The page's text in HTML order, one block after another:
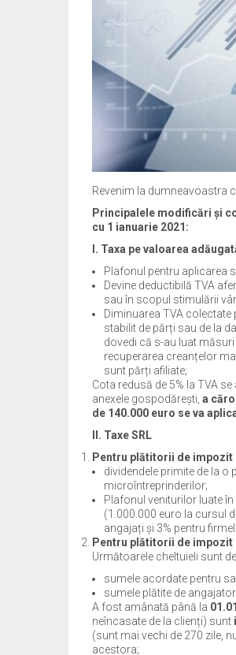
Revenim la dumneavoastra
Principalele modificări și
cu 1 ianuarie 2021:
I. Taxa pe valoarea
Plafonul pentru aplicarea
Devine deductibilă TVA
sau în scopul stimulării
Diminuarea TVA colectate
stabilit de părți sau de la
dovedi că s-au luat
recuperarea creanțelor
sunt părți afiliate;
Cota redusă de 5% la TVA
anexele gospodărești, a
de 140.000 euro se va
II. Taxe SRL
Pentru plătitorii de
dividendele primite de la
microîntreprinderilor;
Plafonul veniturilor luate
(1.000.000 euro la cursul
angajați și 3% pentru
Pentru plătitorii de impozit
Următoarele cheltuieli sunt
sumele acordate pentru
sumele plătite de
A fost amânată până la
neîncasate de la clienți) sunt
(sunt mai vechi de 270 zile,
acestora;